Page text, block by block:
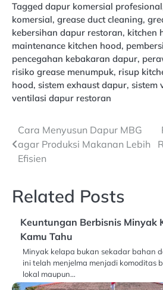
Tagged dapur komersial profesional
komersial, grease duct cleaning,
kebersihan dapur restoran, kitchen
maintenance kitchen hood,
pencegahan kebakaran dapur,
risiko grease menumpuk, risup
hood, sistem exhaust dapur, sistem
ventilasi dapur restoran
Navigasi
pos
Cara Menyusun Dapur MBG
agar Produksi Makanan Lebih
Efisien
Related Posts
Keuntungan Berbisnis Minyak
Kamu Tahu
Minyak kelapa bukan sekadar bahan
ini telah menjelma menjadi komoditas
lokal maupun…